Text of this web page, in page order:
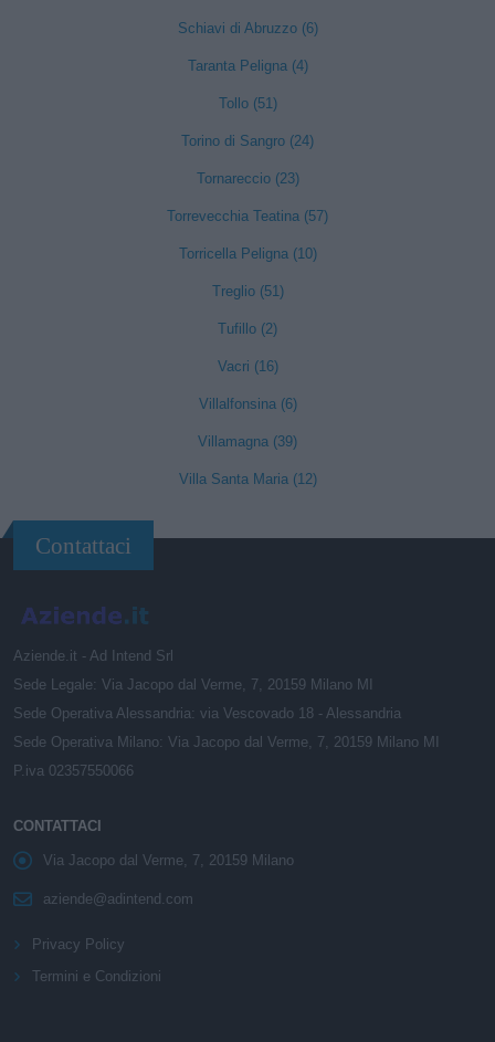
Schiavi di Abruzzo (6)
Taranta Peligna (4)
Tollo (51)
Torino di Sangro (24)
Tornareccio (23)
Torrevecchia Teatina (57)
Torricella Peligna (10)
Treglio (51)
Tufillo (2)
Vacri (16)
Villalfonsina (6)
Villamagna (39)
Villa Santa Maria (12)
Contattaci
Aziende.it - Ad Intend Srl
Sede Legale: Via Jacopo dal Verme, 7, 20159 Milano MI
Sede Operativa Alessandria: via Vescovado 18 - Alessandria
Sede Operativa Milano: Via Jacopo dal Verme, 7, 20159 Milano MI
P.iva 02357550066
CONTATTACI
Via Jacopo dal Verme, 7, 20159 Milano
aziende@adintend.com
Privacy Policy
Termini e Condizioni